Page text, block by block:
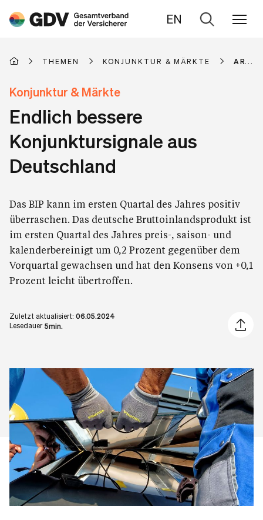
EN
Zur
THEMEN KONJUNKTUR & MÄRKTE
Konjunktur & Märkte
Endlich bessere
Konjunktursignale aus
Deutschland
Das BIP kann im ersten Quartal des Jahres positiv
überraschen. Das deutsche Bruttoinlandsprodukt ist
im ersten Quartal des Jahres preis-, saison- und
kalenderbereinigt um 0,2 Prozent gegenüber dem
Vorquartal gewachsen und hat den Konsens von +0,1
Prozent leicht übertroffen.
Zuletzt aktualisiert: 06.05.2024
Lesedauer 5min.
Artikel